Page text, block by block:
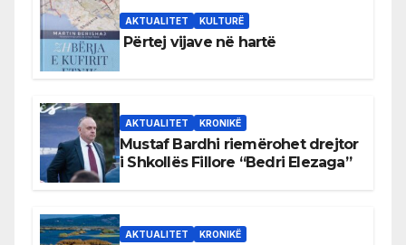
AKTUALITET KULTURË
Përtej vijave në hartë
AKTUALITET KRONIKË
Mustaf Bardhi riemërohet drejtor
i Shkollës Fillore “Bedri Elezaga”
AKTUALITET KRONIKË